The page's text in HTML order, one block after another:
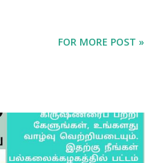
FOR MORE POST »